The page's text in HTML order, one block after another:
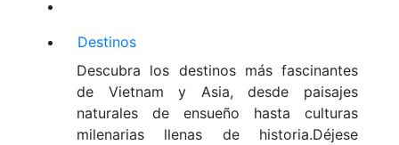
Destinos
Descubra los destinos más fascinantes
de Vietnam y Asia, desde paisajes
naturales de ensueño hasta culturas
milenarias llenas de historia.Déjese